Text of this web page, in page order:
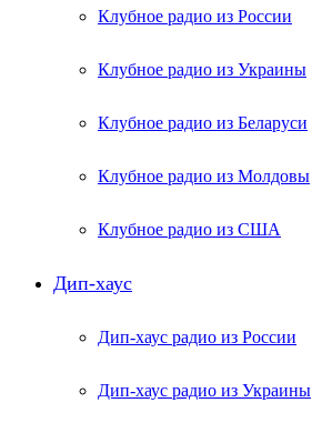
Клубное радио из России
Клубное радио из Украины
Клубное радио из Беларуси
Клубное радио из Молдовы
Клубное радио из США
Дип-хаус
Дип-хаус радио из России
Дип-хаус радио из Украины